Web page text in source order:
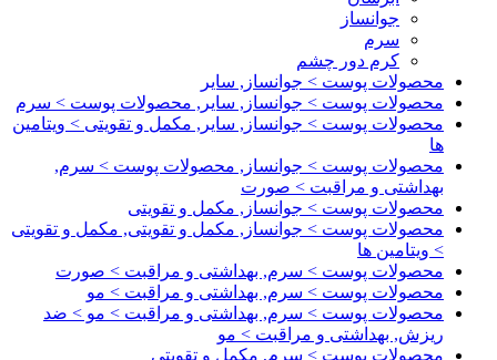
جوانساز
سرم
کرم دور چشم
محصولات پوست > جوانساز, سایر
محصولات پوست > جوانساز, سایر, محصولات پوست > سرم
محصولات پوست > جوانساز, سایر, مکمل و تقویتی > ویتامین
ها
محصولات پوست > جوانساز, محصولات پوست > سرم,
بهداشتی و مراقبت > صورت
محصولات پوست > جوانساز, مکمل و تقویتی
محصولات پوست > جوانساز, مکمل و تقویتی, مکمل و تقویتی
> ویتامین ها
محصولات پوست > سرم, بهداشتی و مراقبت > صورت
محصولات پوست > سرم, بهداشتی و مراقبت > مو
محصولات پوست > سرم, بهداشتی و مراقبت > مو > ضد
ریزش, بهداشتی و مراقبت > مو
محصولات پوست > سرم, مکمل و تقویتی